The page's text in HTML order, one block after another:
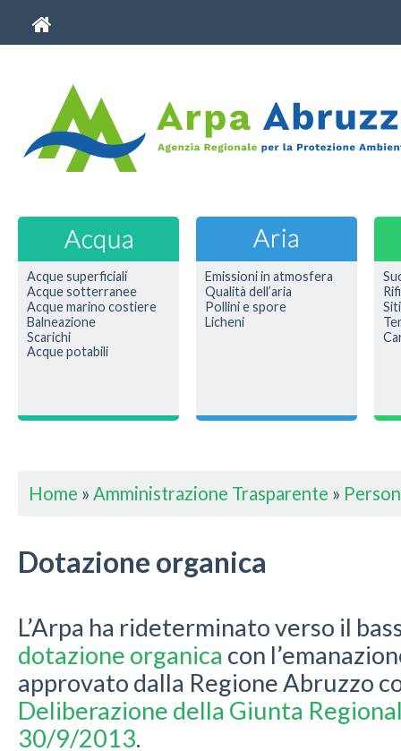
Acque superficiali
Acque sotterranee
Acque marino costiere
Balneazione
Scarichi
Acque potabili
Emissioni in atmosfera
Qualità dell’aria
Pollini e spore
Licheni
Home » Amministrazione Trasparente »
Dotazione organica
L’Arpa ha rideterminato verso il
dotazione organica con
approvato dalla Regione Abruzzo
Deliberazione della Giunta
30/9/2013.